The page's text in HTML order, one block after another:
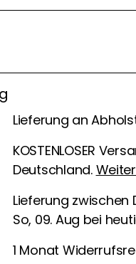
Lieferung an
KOSTENLOSER
Deutschland.
Lieferung zwischen
So, 09. Aug bei
1 Monat